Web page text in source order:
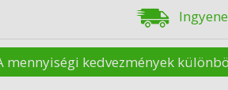
mennyiségi kedvezmények